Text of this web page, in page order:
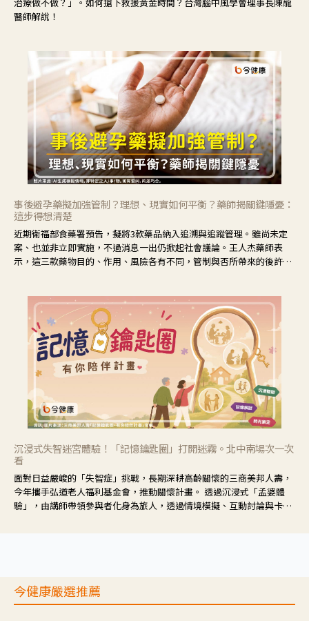
醫師解說！
事後避孕藥擬加強管制？理想、現實如何平衡？藥師揭關鍵隱憂：
這步得想清楚
近期衛福部食藥署預告，擬將3款藥品納入追溯與追蹤管理。雖尚未定
案、也並非立即實施，不過消息一出仍掀起社會議論。王人杰藥師表
示，這三款藥物目的、作用、風險各有不同，管制與否所帶來的後許影
沉浸式失智迷宮體驗！「記憶鑰匙圈」打開迷霧。北中南場次一次
看
面對日益嚴峻的「失智症」挑戰，長期深耕高齡關懷的三商美邦人壽，
今年攜手弘道老人福利基金會，推動關懷計畫。 透過沉浸式「孟婆體
驗」，由講師帶領參與者化身為旅人，透過情境模擬、互動討論與卡牌
今健康嚴選推薦